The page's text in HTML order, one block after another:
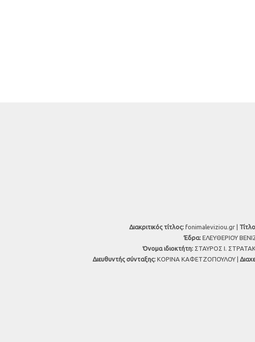
Διακριτικός τίτλος: fonimaleviziou.gr |
Έδρα: ΕΛΕΥΘΕΡΙΟΥ
Όνομα ιδιοκτήτη: ΣΤΑΥΡΟΣ Ι.
Διευθυντής σύνταξης: ΚΟΡΙΝΑ ΚΑΦΕΤΖΟΠΟΥΛΟΥ |